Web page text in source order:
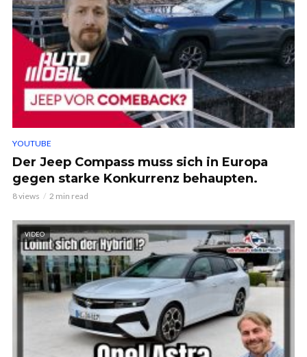
YOUTUBE
Der Jeep Compass muss sich in Europa
gegen starke Konkurrenz behaupten.
8 views 2 min read
VIDEO